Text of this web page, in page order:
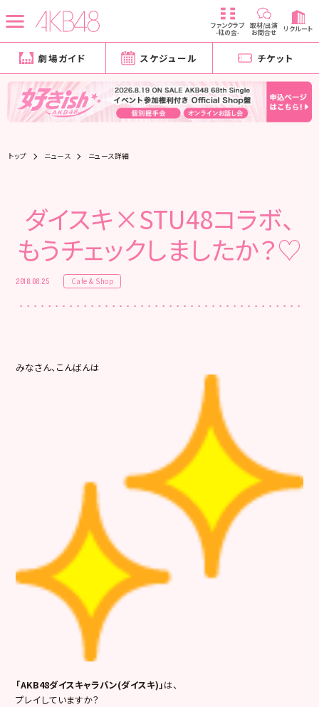
ファンクラブ
-柱の会-
取材/出演
お問合せ リクルート
劇場ガイド スケジュール チケット
トップ ニュース ニュース詳細
ダイスキ×STU48コラボ、
もうチェックしましたか？♡
2018.08.25 Cafe & Shop
みなさん、こんばんは
「AKB48ダイスキャラバン(ダイスキ)」は、
プレイしていますか？